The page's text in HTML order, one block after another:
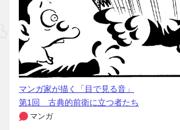
マンガ家が描く「目で見る音」
第1回 古典的前衛に立つ者たち
マンガ